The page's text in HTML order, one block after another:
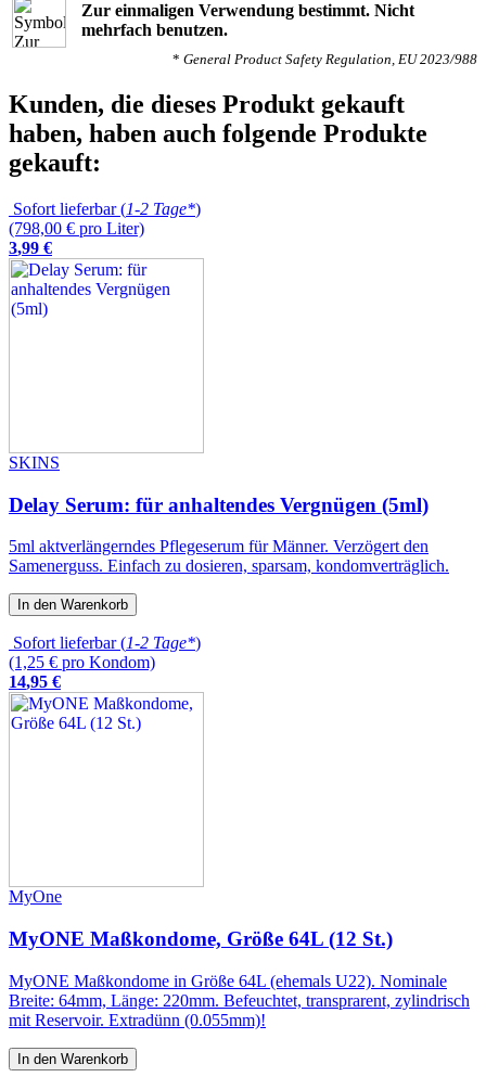
Zur einmaligen Verwendung bestimmt. Nicht
mehrfach benutzen.
* General Product Safety Regulation, EU 2023/988
Kunden, die dieses Produkt gekauft
haben, haben auch folgende Produkte
gekauft:
Sofort lieferbar (1-2 Tage*)
(798,00 € pro Liter)
3,99 €
SKINS
Delay Serum: für anhaltendes Vergnügen (5ml)
5ml aktverlängerndes Pflegeserum für Männer. Verzögert den
Samenerguss. Einfach zu dosieren, sparsam, kondomverträglich.
In den Warenkorb
Sofort lieferbar (1-2 Tage*)
(1,25 € pro Kondom)
14,95 €
MyOne
MyONE Maßkondome, Größe 64L (12 St.)
MyONE Maßkondome in Größe 64L (ehemals U22). Nominale
Breite: 64mm, Länge: 220mm. Befeuchtet, transprarent, zylindrisch
mit Reservoir. Extradünn (0.055mm)!
In den Warenkorb